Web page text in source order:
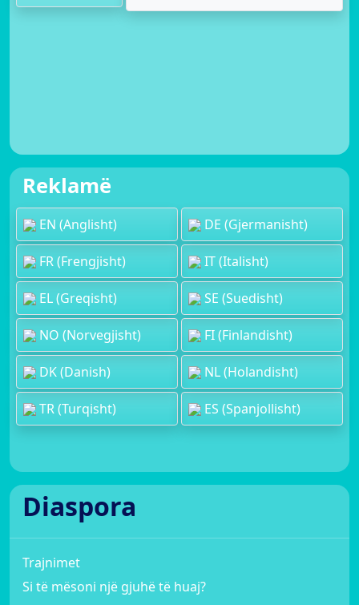
Reklamë
EN (Anglisht) DE (Gjermanisht)
FR (Frengjisht) IT (Italisht)
EL (Greqisht) SE (Suedisht)
NO (Norvegjisht) FI (Finlandisht)
DK (Danish) NL (Holandisht)
TR (Turqisht) ES (Spanjollisht)
Diaspora
Trajnimet
Si të mësoni një gjuhë të huaj?